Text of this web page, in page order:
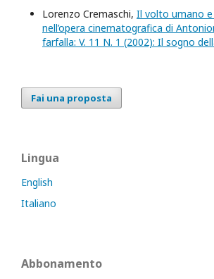
Lorenzo Cremaschi, Il volto umano e
nell’opera cinematografica di
farfalla: V. 11 N. 1 (2002): Il sogno
Fai una proposta
Lingua
English
Italiano
Abbonamento